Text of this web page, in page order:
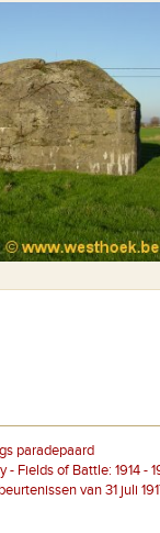
paradepaard
Fields of Battle: 1914 -
van 31 juli